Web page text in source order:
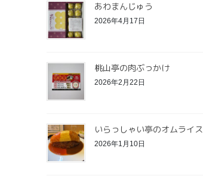
あわまんじゅう
2026年4月17日
桃山亭の肉ぶっかけ
2026年2月22日
いらっしゃい亭のオムライス
2026年1月10日